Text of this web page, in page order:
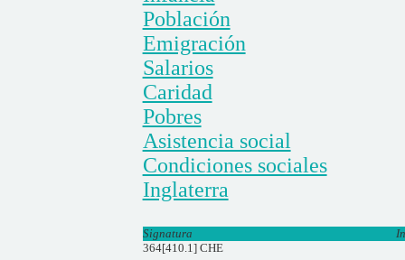
Población
Emigración
Salarios
Caridad
Pobres
Asistencia social
Condiciones sociales
Inglaterra
Signatura
364[410.1] CHE